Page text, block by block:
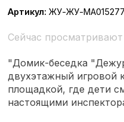
Артикул: ЖУ-ЖУ-
Сейчас просматривают
"Домик-беседка
двухэтажный игровой
площадкой, где дети
настоящими